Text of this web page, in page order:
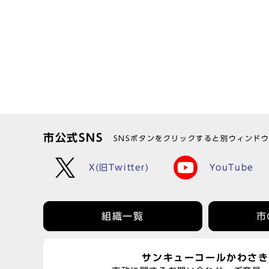
市公式SNS SNSボタンをクリックすると別ウィンド
X(旧Twitter) YouTube
組織一覧 市
サンキューコールかわさき